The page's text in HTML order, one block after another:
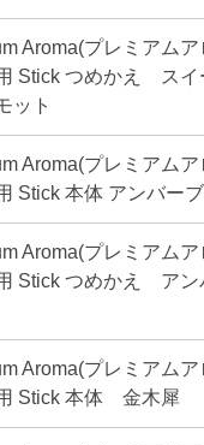
Aroma(プレミアムア
Stick つめかえ スイ
ット
Aroma(プレミアムア
Stick 本体 アンバー
Aroma(プレミアムア
Stick つめかえ アン
Aroma(プレミアムア
Stick 本体 金木犀